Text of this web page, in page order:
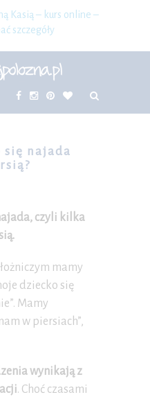
Kasią – kurs online –
szczegóły
się najada
czyli kilka
mamy
dziecko się
Mamy
w piersiach”,
wynikają z
. Choć czasami